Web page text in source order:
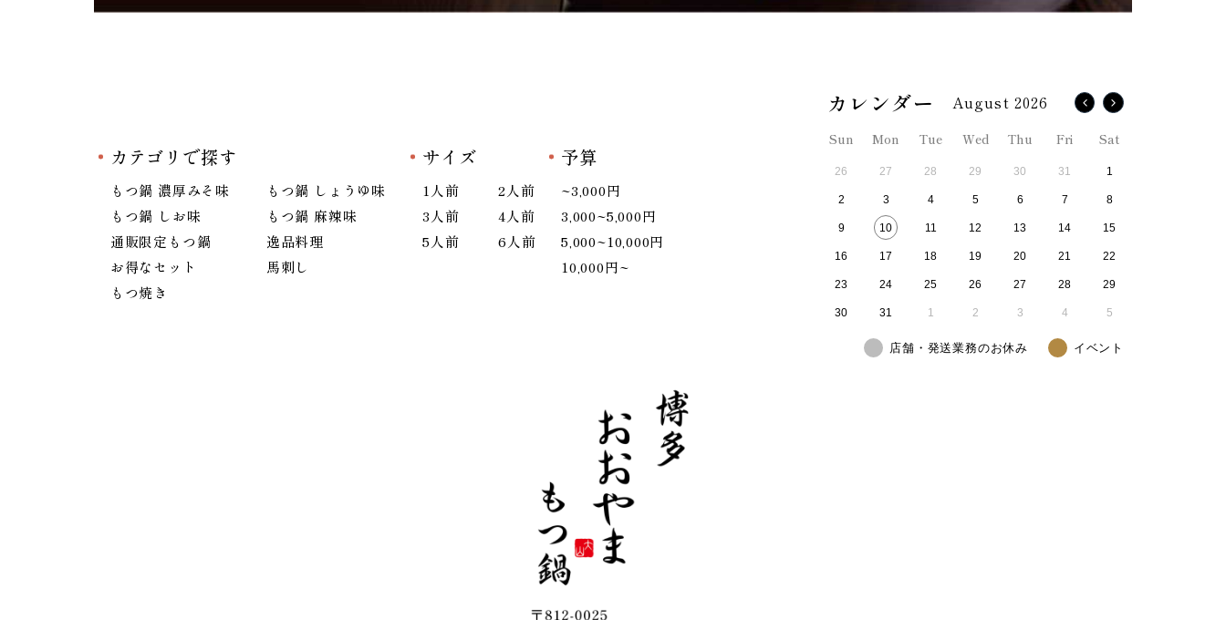
カテゴリで探す
もつ鍋 濃厚みそ味
もつ鍋 しょうゆ味
もつ鍋 しお味
もつ鍋 麻辣味
通販限定もつ鍋
逸品料理
お得なセット
馬刺し
もつ焼き
サイズ
1人前
2人前
3人前
4人前
5人前
6人前
予算
~3,000円
3,000~5,000円
5,000~10,000円
10,000円~
August 2026
Sun Mon Tue Wed Thu Fri Sat
26 27 28 29 30 31 1
2 3 4 5 6 7 8
9 10 11 12 13 14 15
16 17 18 19 20 21 22
23 24 25 26 27 28 29
30 31 1 2 3 4 5
店舗・発送業務のお休み イベント